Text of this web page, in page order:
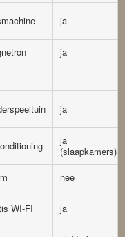
ja
ja
ja
ja
(slaapkamers)
nee
WI-FI ja